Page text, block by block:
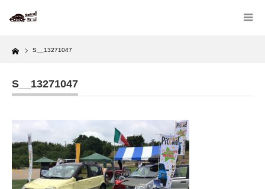
Home S__13271047
S__13271047